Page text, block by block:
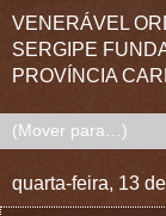
VENERÁVEL
SERGIPE
PROVÍNCIA
quarta-feira, 13